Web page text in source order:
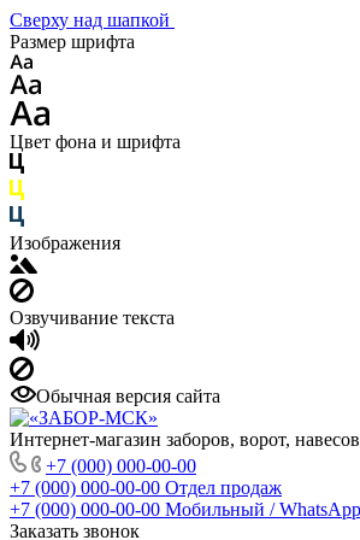
Сверху над шапкой
Размер шрифта
Цвет фона и шрифта
Изображения
Озвучивание текста
Обычная версия сайта
Интернет-магазин заборов, ворот,
+7 (000) 000-00-00
+7 (000) 000-00-00 Отдел продаж
+7 (000) 000-00-00 Мобильный / WhatsApp
Заказать звонок